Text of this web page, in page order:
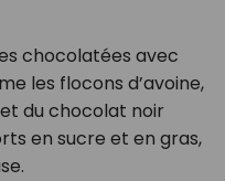
chocolatées avec
les flocons d’avoine,
du chocolat noir
en sucre et en gras,